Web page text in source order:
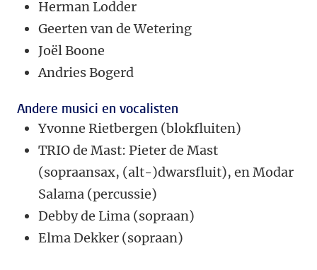
Herman Lodder
Geerten van de Wetering
Joël Boone
Andries Bogerd
Andere musici en vocalisten
Yvonne Rietbergen (blokfluiten)
TRIO de Mast: Pieter de Mast
(sopraansax, (alt-)dwarsfluit), en Modar
Salama (percussie)
Debby de Lima (sopraan)
Elma Dekker (sopraan)